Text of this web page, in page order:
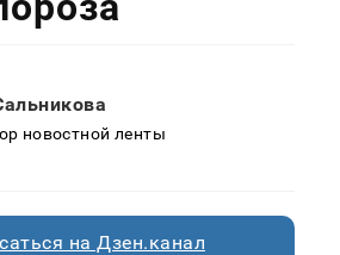
новостной ленты
на Дзен.канал